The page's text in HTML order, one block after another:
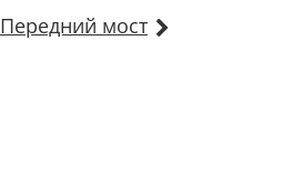
Передний мост